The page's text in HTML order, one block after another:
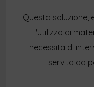
Questa soluzione,
l'utilizzo di
necessita di
servita da